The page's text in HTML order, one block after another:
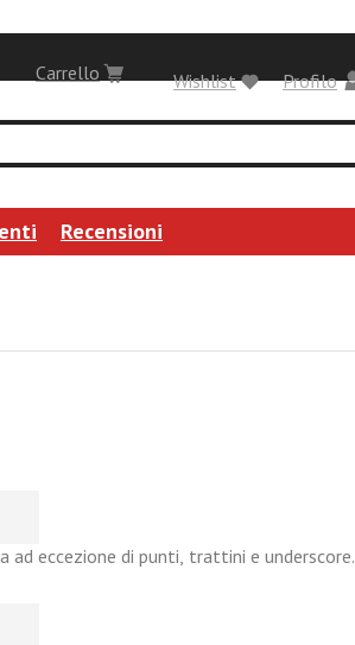
Carrello Profilo
Wishlist
Recensioni
eccezione di punti, trattini e underscore.